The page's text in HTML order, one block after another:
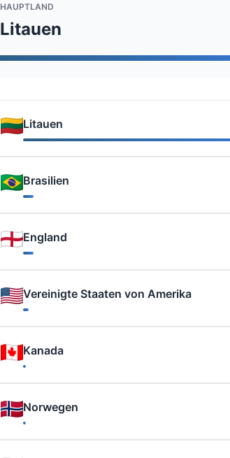
HAUPTLAND
Litauen
Litauen
Brasilien
England
Vereinigte Staaten von Amerika
Kanada
Norwegen